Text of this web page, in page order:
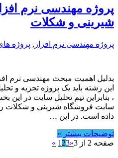
پروژه مهندسی نرم
شیرینی و شکلات
پروژه مهندسی نرم افزار , پروژه
بدلیل اهمیت مبحث مهندسی نرم
این رشته باید یک پروژه تجزیه و
، بنابراین تیم تحلیل سایت در این
سایت فروشگاه شیرینی و شکلات را
داده است. در این …
توضیحات بیشتر »
صفحه 2 از 3
«
1 23
»